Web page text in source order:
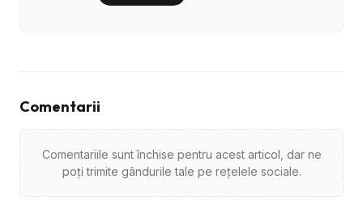
Comentarii
Comentariile sunt închise pentru acest articol, dar ne
poți trimite gândurile tale pe rețelele sociale.